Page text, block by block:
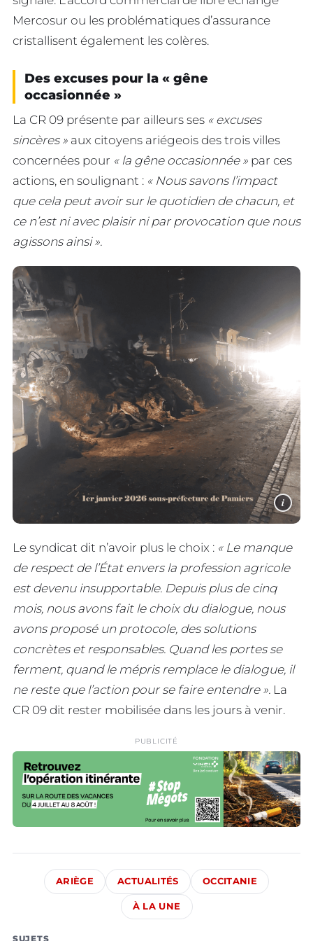
Mercosur ou les problématiques d’assurance
cristallisent également les colères.
Des excuses pour la « gêne
occasionnée »
La CR 09 présente par ailleurs ses « excuses
sincères » aux citoyens ariégeois des trois villes
concernées pour « la gêne occasionnée » par ces
actions, en soulignant : « Nous savons l’impact
que cela peut avoir sur le quotidien de chacun, et
ce n’est ni avec plaisir ni par provocation que nous
agissons ainsi ».
i
Le syndicat dit n’avoir plus le choix : « Le manque
de respect de l’État envers la profession agricole
est devenu insupportable. Depuis plus de cinq
mois, nous avons fait le choix du dialogue, nous
avons proposé un protocole, des solutions
concrètes et responsables. Quand les portes se
ferment, quand le mépris remplace le dialogue, il
ne reste que l’action pour se faire entendre ». La
CR 09 dit rester mobilisée dans les jours à venir.
PUBLICITÉ
ARIÈGE ACTUALITÉS OCCITANIE
À LA UNE
SUJETS